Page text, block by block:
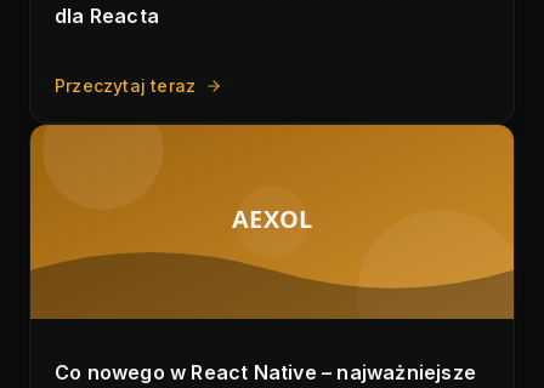
dla Reacta
Przeczytaj teraz
AEXOL
Co nowego w React Native – najważniejsze